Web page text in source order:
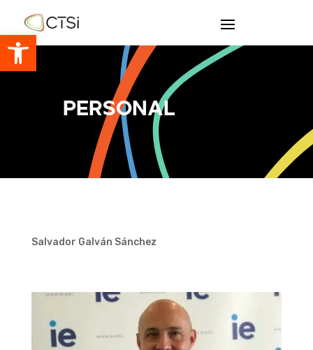
Abrir barra de herramientas
Personal
Salvador Galván Sánchez